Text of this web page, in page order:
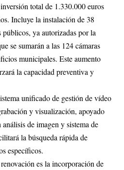
total de 1.330.000 euros
Incluye la instalación de 38
públicos, ya autorizadas por la
se sumarán a las 124 cámaras
municipales. Este aumento
la capacidad preventiva y
unificado de gestión de vídeo
y visualización, apoyado
de imagen y sistema de
la búsqueda rápida de
específicos.
es la incorporación de